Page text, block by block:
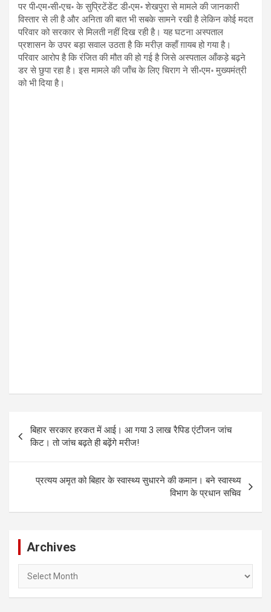
पर पी॰एम॰सी॰एच॰ के सुप्रिटेंडेंट डी॰एम॰ शेखपुरा से मामले की जानकारी
विस्तार से ली है और अनिता की बात भी सबके सामने रखी है लेकिन कोई मदत
परिवार को सरकार से मिलती नहीं दिख रही है। यह घटना अस्पताल
प्रशासन के उपर बड़ा सवाल उठता है कि मरीज़ कहाँ ग़ायब हो गया है।
परिवार आरोप है कि रंजित की मौत की हो गई है जिसे अस्पताल आँकड़े बढ़ने
डर से छुपा रहा है। इस मामले की जाँच के लिए चिराग ने सी॰एम॰ मुख्यमंत्री
को भी दिया है।
navigation
बिहार सरकार हरकत में आई। आ गया 3 लाख रैपिड एंटीजन जांच
किट। तो जांच बढ़ते ही बढ़ेंगे मरीज!
प्रत्यय अमृत को बिहार के स्वास्थ्य सुधारने की कमान। बने स्वास्थ्य
विभाग के प्रधान सचिव
Archives